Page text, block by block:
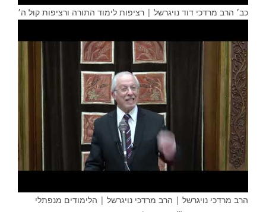
כב׳ הרב מרדכי דוד נויגרשל | רציפות לימוד התורה ורציפות קול ה׳
הרב מרדכי נויגרשל | הרב מרדכי נויגרשל | הלימודים מנפתלי